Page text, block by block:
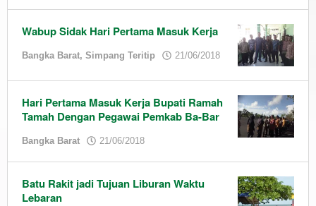
Wabup Sidak Hari Pertama Masuk Kerja
Bangka Barat, Simpang Teritip 21/06/2018
admin
Hari Pertama Masuk Kerja Bupati Ramah
Tamah Dengan Pegawai Pemkab Ba-Bar
Bangka Barat 21/06/2018
Batu Rakit jadi Tujuan Liburan Waktu
Lebaran